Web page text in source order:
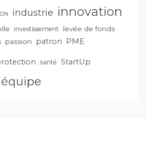
industrie innovation
investissement
levée de fonds
passion patron PME
santé StartUp
équipe